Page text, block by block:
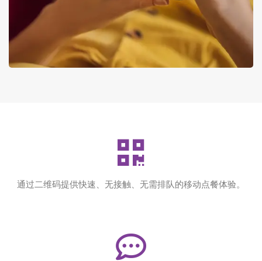
通过二维码提供快速、无接触、无需排队的移动点餐体验。